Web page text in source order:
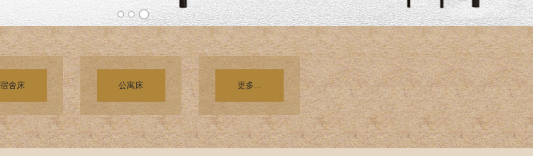
宿舍床 公寓床 更多...